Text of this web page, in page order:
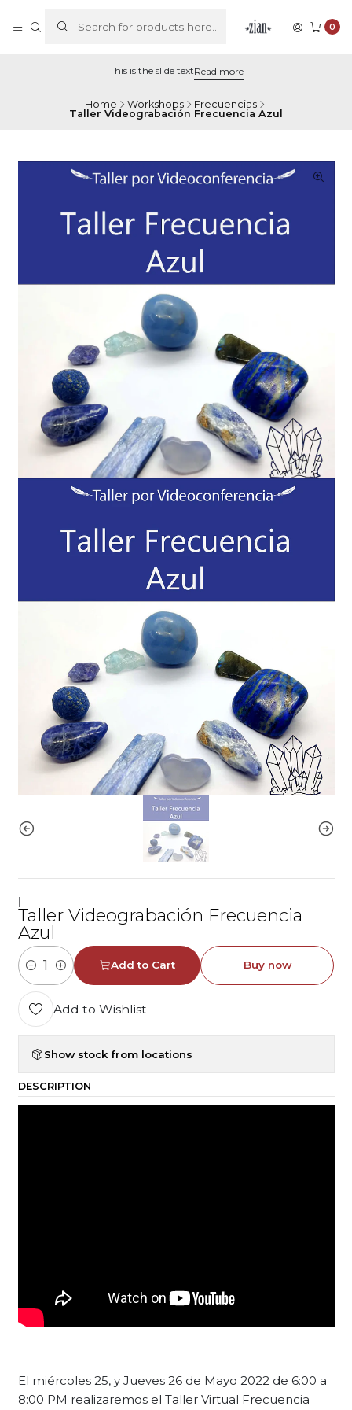
0
This is the slide textRead more
Home Workshops
Frecuencias
Taller Videograbación Frecuencia Azul
Taller Videograbación Frecuencia
Azul
Quantity
Add to Cart Buy now
Add to Wishlist
Show stock from locations
DESCRIPTION
El miércoles 25, y Jueves 26 de Mayo 2022 de 6:00 a
8:00 PM realizaremos el Taller Virtual Frecuencia